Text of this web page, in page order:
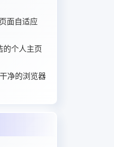
面自适应
的个人主页
净的浏览器